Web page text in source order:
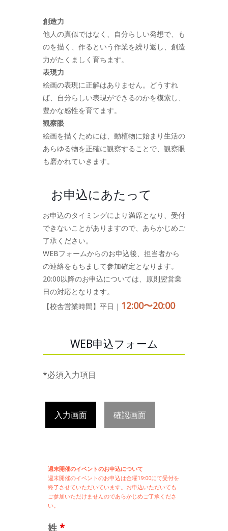
創造力
他人の真似ではなく、自分らしい発想で、も
のを描く、作るという作業を繰り返し、創造
力がたくましく育ちます。
表現力
絵画の表現に正解はありません。どうすれ
ば、自分らしい表現ができるのかを模索し、
豊かな感性を育てます。
観察眼
絵画を描くためには、動植物に始まり生活の
あらゆる物を正確に観察することで、観察眼
も磨かれていきます。
お申込にあたって
お申込のタイミングにより満席となり、受付
できないことがありますので、あらかじめご
了承ください。
WEBフォームからのお申込後、担当者から
の連絡をもちまして参加確定となります。
20:00以降のお申込については、原則翌営業
日の対応となります。
【校舎営業時間】平日｜ 12:00〜20:00
WEB申込フォーム
*必須入力項目
入力画面 確認画面
週末開催のイベントのお申込について
週末開催のイベントのお申込は金曜19:00にて受付を
終了させていただいています。お申込いただいても
ご参加いただけませんのであらかじめご了承くださ
い。
姓 *